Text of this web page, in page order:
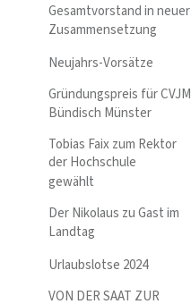
Gesamtvorstand in neuer
Zusammensetzung
Neujahrs-Vorsätze
Gründungspreis für CVJM
Bündisch Münster
Tobias Faix zum Rektor
der Hochschule
gewählt
Der Nikolaus zu Gast im
Landtag
Urlaubslotse 2024
VON DER SAAT ZUR